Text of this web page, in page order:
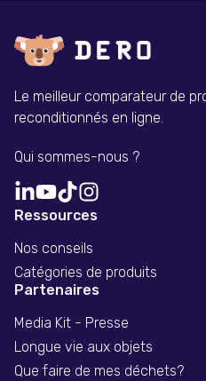
Le meilleur comparateur de
reconditionnés en ligne.
Qui sommes-nous ?
Ressources
Nos conseils
Catégories de produits
Partenaires
Media Kit - Presse
Longue vie aux objets
Que faire de mes déchets?